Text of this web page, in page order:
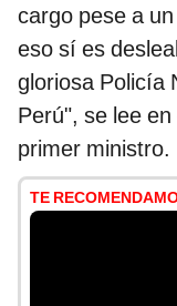
cargo pese a
eso sí es
gloriosa Policía
Perú", se lee
primer ministro.
TE